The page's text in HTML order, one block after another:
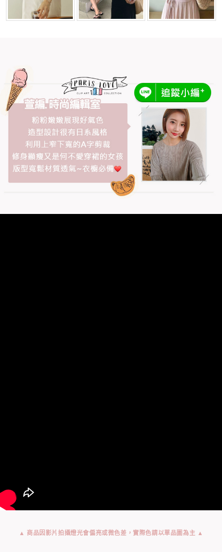
▲ 商品因影片拍攝燈光會偏亮或微色差，實際色請以單品圖為主 ▲